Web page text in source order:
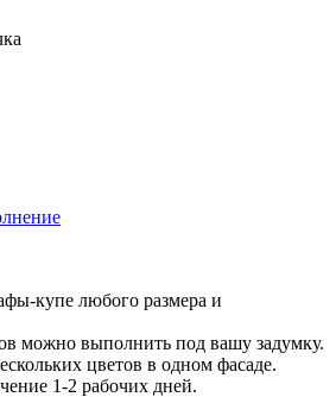
купе любого размера и
можно выполнить под вашу задумку.
цветов в одном фасаде.
1-2 рабочих дней.